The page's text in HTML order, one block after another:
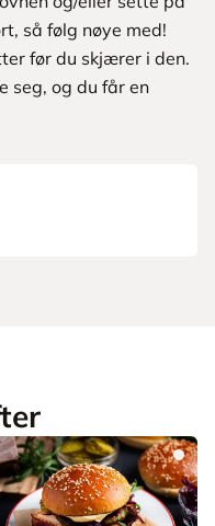
så følg nøye med!
før du skjærer i den.
seg, og du får en